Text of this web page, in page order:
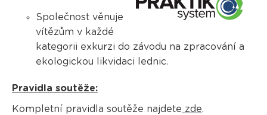
Společnost věnuje
vítězům v každé
kategorii exkurzi do závodu na zpracování a
ekologickou likvidaci lednic.
Pravidla soutěže:
Kompletní pravidla soutěže najdete zde.